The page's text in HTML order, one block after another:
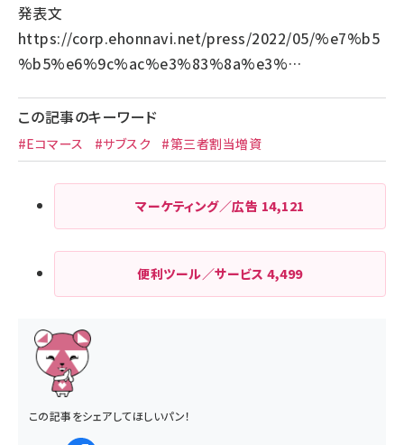
発表文
https://corp.ehonnavi.net/press/2022/05/%e7%b5
%b5%e6%9c%ac%e3%83%8a%e3%…
この記事のキーワード
#Eコマース #サブスク #第三者割当増資
マーケティング／広告 14,121
便利ツール／サービス4,499
この記事をシェアしてほしいパン！